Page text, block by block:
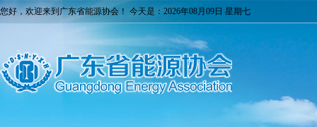
您好，欢迎来到广东省能源协会！ 今天是：2026年08月09日 星期七